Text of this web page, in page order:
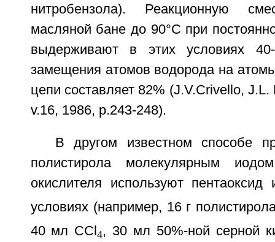
нитробензола). Реакционную
масляной бане до 90°C при
выдерживают в этих условиях
замещения атомов водорода на
цепи составляет 82% (J.V.Crivello,
v.16, 1986, p.243-248).
В другом известном способе
полистирола молекулярным
окислителя используют пентаоксид
условиях (например, 16 г
40 мл CCl 4, 30 мл 50%-ной серной